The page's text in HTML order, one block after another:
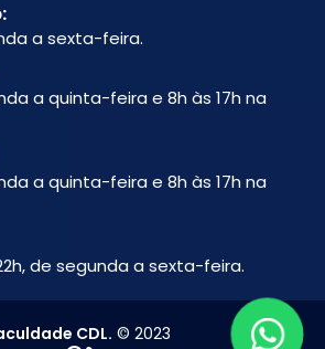
a sexta-feira.
a quinta-feira e 8h às 17h na
a quinta-feira e 8h às 17h na
de segunda a sexta-feira.
CDL. © 2023